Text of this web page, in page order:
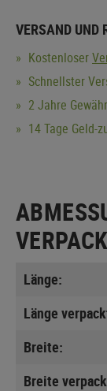
VERSAND UND
Kostenloser
Schnellster
2 Jahre
14 Tage Geld-
Länge:
Länge
Breite:
Breite